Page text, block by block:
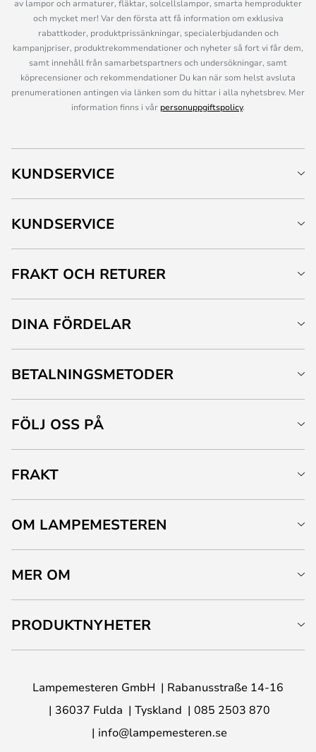
av lampor och armaturer, fläktar, solcellslampor, smarta hemprodukter
och mycket mer! Var den första att få information om exklusiva
rabattkoder, produktprissänkningar, specialerbjudanden och
kampanjpriser, produktrekommendationer och nyheter så fort vi får dem,
samt innehåll från samarbetspartners och undersökningar, samt
köprecensioner och rekommendationer Du kan när som helst avsluta
prenumerationen antingen via länken som du hittar i alla nyhetsbrev. Mer
information finns i vår personuppgiftspolicy.
KUNDSERVICE
KUNDSERVICE
FRAKT OCH RETURER
DINA FÖRDELAR
BETALNINGSMETODER
FÖLJ OSS PÅ
FRAKT
OM LAMPEMESTEREN
MER OM
PRODUKTNYHETER
Lampemesteren GmbH
Rabanusstraße 14-16
36037 Fulda
Tyskland
085 2503 870
info@lampemesteren.se